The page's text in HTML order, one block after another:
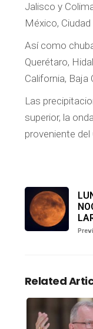
Jalisco y
México,
Así como
Querétaro,
California, Baja
Las
superior, la
proveniente
Related